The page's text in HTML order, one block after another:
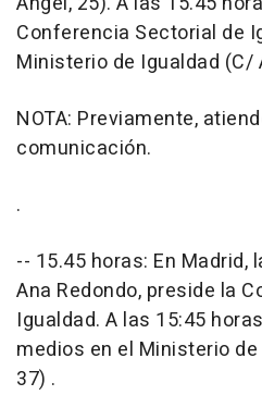
Conferencia Sectorial de
Ministerio de Igualdad (C/
NOTA: Previamente,
comunicación.
.
-- 15.45 horas: En Madrid,
Ana Redondo, preside la
Igualdad. A las 15:45
medios en el Ministerio
37) .